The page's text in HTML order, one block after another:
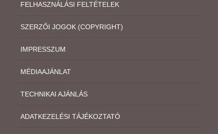
FELHASZNÁLÁSI FELTÉTELEK
SZERZŐI JOGOK (COPYRIGHT)
IMPRESSZUM
MÉDIAAJÁNLAT
TECHNIKAI AJÁNLÁS
ADATKEZELÉSI TÁJÉKOZTATÓ